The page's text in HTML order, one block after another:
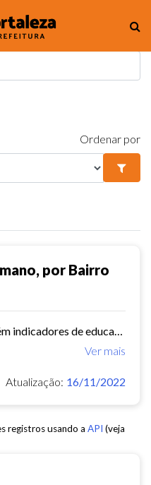
Ordenar por
por Bairro
Ver mais
Atualização: 16/11/2022
registros usando a API (veja